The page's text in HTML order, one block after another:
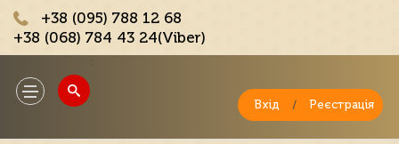
+38 (095) 788 12 68
+38 (068) 784 43 24(Viber)
Toggle
navigation
Вхід / Реєстрація